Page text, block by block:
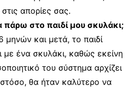
απορίες σας.
πάρω στο παιδί μου σκυλάκι;
μηνών και μετά, το παιδί
με ένα σκυλάκι, καθώς εκείνη
του σύστημα αρχίζει
θα ήταν καλύτερο να